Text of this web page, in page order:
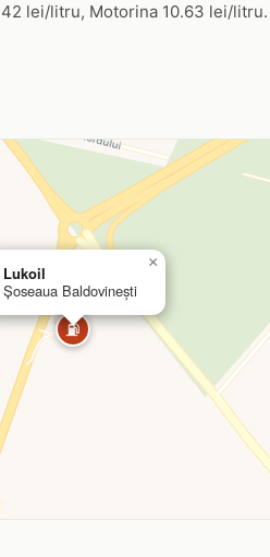
lei/litru, Motorina 10.63 lei/
⛽
Lukoil
Șoseaua Baldovinești
×